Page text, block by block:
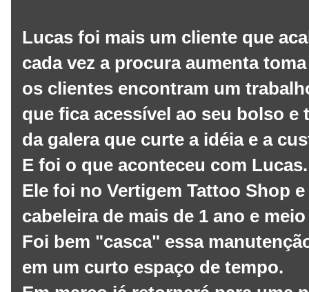
Lucas foi mais um cliente que
cada vez a procura aumenta
os clientes encontram um
que fica acessível ao seu bolso
da galera que curte a idéia e a
E foi o que aconteceu com Lucas.
Ele foi no Vertigem Tattoo Shop
cabeleira de mais de 1 ano e
Foi bem "casca" essa
em um curto espaço de tempo.